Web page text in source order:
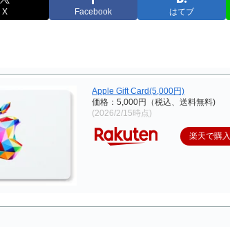
X Facebook はてブ
Apple Gift Card(5,000円)
価格：5,000円（税込、送料無料)
(2026/2/15時点)
楽天で購入